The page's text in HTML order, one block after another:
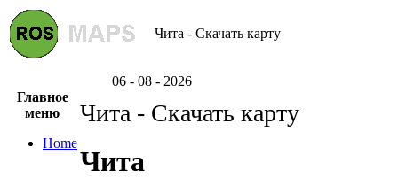
Чита - Скачать карту
06 - 08 - 2026
Главное
меню
Home
Чита - Скачать карту
Чита